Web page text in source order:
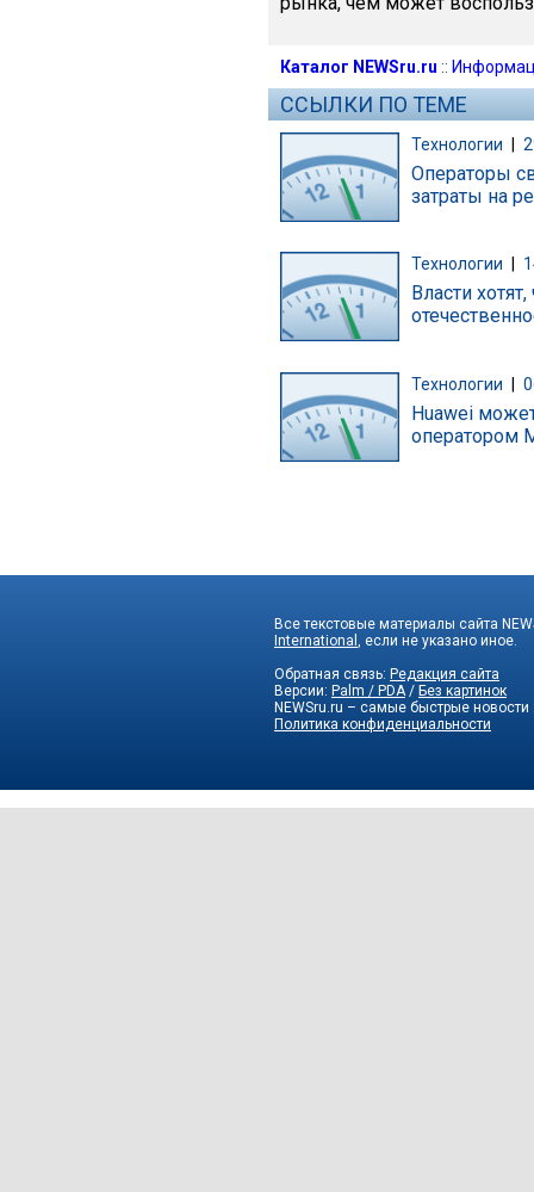
Каталог NEWSru.ru ::
ССЫЛКИ ПО ТЕМЕ
Технологии
Операторы
затраты на
Технологии
Власти
Технологии |
Huawei
оператором
Все текстовые материалы сайта
International
, если не указано иное.
Обратная связь: Редакция сайта
Версии: Palm / PDA / Без картинок
NEWSru.ru – самые быстрые новости
Политика конфиденциальности